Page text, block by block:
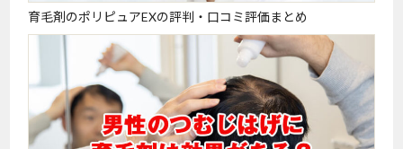
育毛剤のポリピュアEXの評判・口コミ評価まとめ